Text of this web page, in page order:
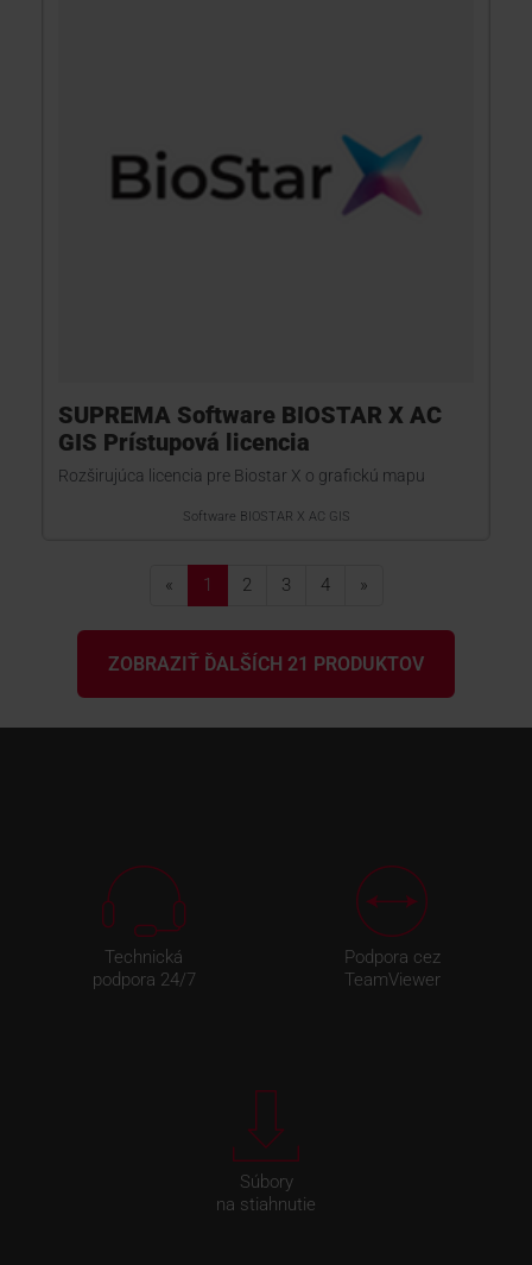
SUPREMA Software BIOSTAR X AC
GIS Prístupová licencia
Rozširujúca licencia pre Biostar X o grafickú mapu
Software BIOSTAR X AC GIS
« 1 2 3 4 »
ZOBRAZIŤ ĎALŠÍCH 21 PRODUKTOV
Technická
podpora 24/7
Podpora cez
TeamViewer
Súbory
na stiahnutie